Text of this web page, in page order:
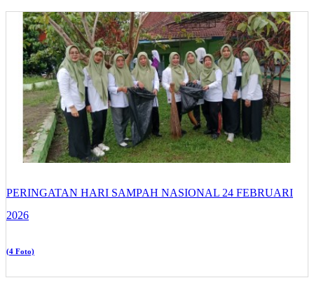
PERINGATAN HARI SAMPAH NASIONAL 24 FEBRUARI
2026
(4 Foto)